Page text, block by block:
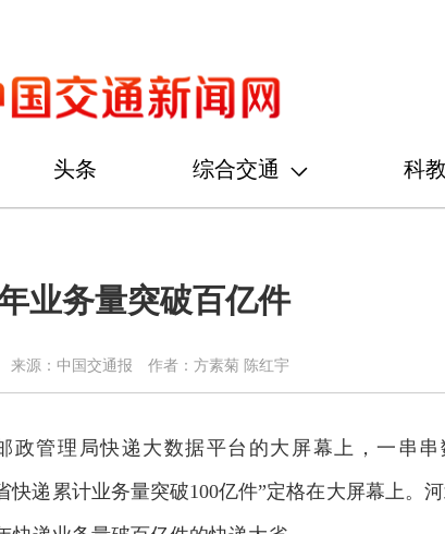
头条 综合交通 科
业务量突破百亿件
来源：中国交通报 作者：方素菊 陈红宇
政管理局快递大数据平台的大屏幕上，一串
快递累计业务量突破100亿件”定格在大屏幕上。